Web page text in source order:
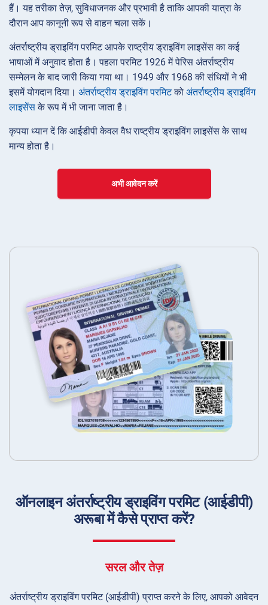
हैं। यह तरीका तेज़, सुविधाजनक और प्रभावी है ताकि आपकी यात्रा के
दौरान आप कानूनी रूप से वाहन चला सकें।
अंतर्राष्ट्रीय ड्राइविंग परमिट आपके राष्ट्रीय ड्राइविंग लाइसेंस का कई
भाषाओं में अनुवाद होता है। पहला परमिट 1926 में पेरिस अंतर्राष्ट्रीय
सम्मेलन के बाद जारी किया गया था। 1949 और 1968 की संधियों ने भी
इसमें योगदान दिया। अंतर्राष्ट्रीय ड्राइविंग परमिटको अंतर्राष्ट्रीय ड्राइविंग
लाइसेंसके रूप में भी जाना जाता है।
कृपया ध्यान दें कि आईडीपी केवल वैध राष्ट्रीय ड्राइविंग लाइसेंस के साथ
मान्य होता है।
अभी आवेदन करें
ऑनलाइन अंतर्राष्ट्रीय ड्राइविंग परमिट (आईडीपी)
अरूबा में कैसे प्राप्त करें?
सरल और तेज़
अंतर्राष्ट्रीय ड्राइविंग परमिट (आईडीपी) प्राप्त करने के लिए, आपको आवेदन